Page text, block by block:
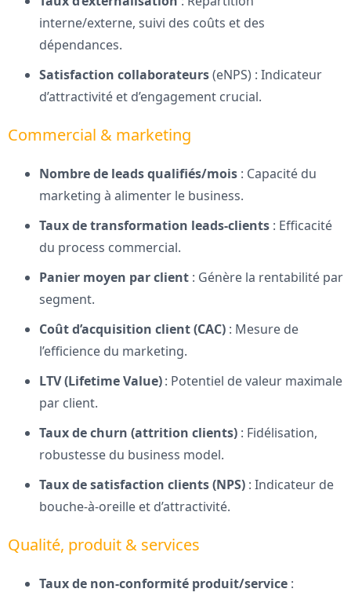
interne/externe, suivi des coûts et des
dépendances.
Satisfaction collaborateurs(eNPS) : Indicateur
d’attractivité et d’engagement crucial.
Commercial & marketing
Nombre de leads qualifiés/mois : Capacité du
marketing à alimenter le business.
Taux de transformation leads-clients : Efficacité
du process commercial.
Panier moyen par client : Génère la rentabilité par
segment.
Coût d’acquisition client (CAC) : Mesure de
l’efficience du marketing.
LTV (Lifetime Value): Potentiel de valeur maximale
par client.
Taux de churn (attrition clients) : Fidélisation,
robustesse du business model.
Taux de satisfaction clients (NPS) : Indicateur de
bouche-à-oreille et d’attractivité.
Qualité, produit & services
Taux de non-conformité produit/service :